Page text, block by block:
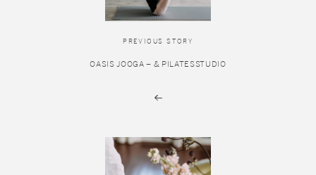
PREVIOUS STORY
OASIS JOOGA – & PILATESSTUDIO